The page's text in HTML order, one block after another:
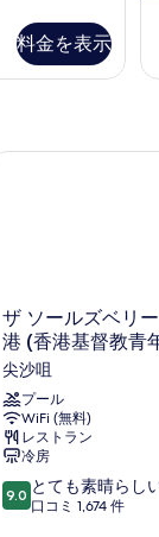
料金を表示
の
香港 (城景國
ザ
ソ
ー
ル
ズ
ベ
リ
ー
-
YMCA
ザ ソールズベリ
港 (香港基督教青
尖沙咀
プール
WiFi (無料)
レストラン
冷房
10
段
9.0 とても素晴らし
口コミ 1,674 件
ソールズベリー